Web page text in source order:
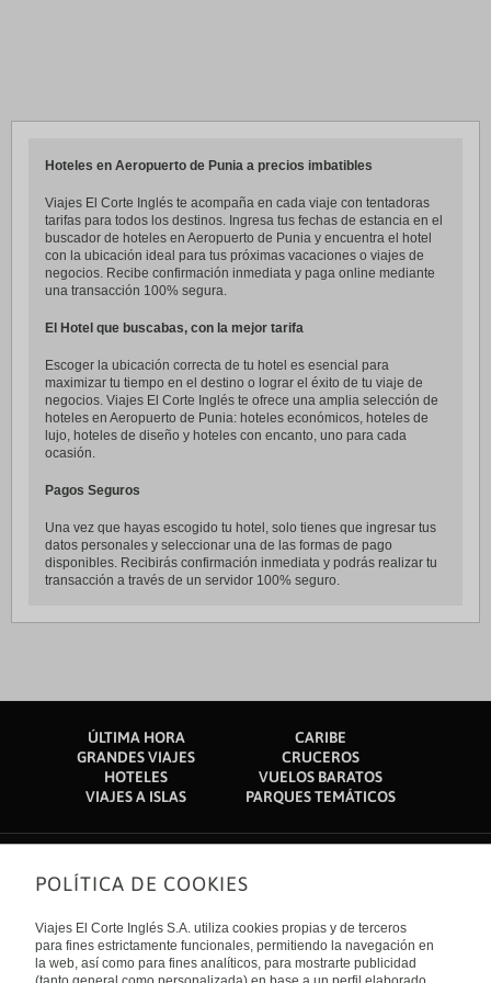
Hoteles en Aeropuerto de Punia a precios imbatibles
Viajes El Corte Inglés te acompaña en cada viaje con tentadoras
tarifas para todos los destinos. Ingresa tus fechas de estancia en el
buscador de hoteles en Aeropuerto de Punia y encuentra el hotel
con la ubicación ideal para tus próximas vacaciones o viajes de
negocios. Recibe confirmación inmediata y paga online mediante
una transacción 100% segura.
El Hotel que buscabas, con la mejor tarifa
Escoger la ubicación correcta de tu hotel es esencial para
maximizar tu tiempo en el destino o lograr el éxito de tu viaje de
negocios. Viajes El Corte Inglés te ofrece una amplia selección de
hoteles en Aeropuerto de Punia: hoteles económicos, hoteles de
lujo, hoteles de diseño y hoteles con encanto, uno para cada
ocasión.
Pagos Seguros
Una vez que hayas escogido tu hotel, solo tienes que ingresar tus
datos personales y seleccionar una de las formas de pago
disponibles. Recibirás confirmación inmediata y podrás realizar tu
transacción a través de un servidor 100% seguro.
ÚLTIMA HORA
CARIBE
GRANDES VIAJES
CRUCEROS
HOTELES
VUELOS BARATOS
VIAJES A ISLAS
PARQUES TEMÁTICOS
Sobre nosotros
Quiénes somos
Financiación
Sostenibilidad
Turismo accesible
Enlaces de interés
POLÍTICA DE COOKIES
Viajes El Corte Inglés S.A. utiliza cookies propias y de terceros
para fines estrictamente funcionales, permitiendo la navegación en
la web, así como para fines analíticos, para mostrarte publicidad